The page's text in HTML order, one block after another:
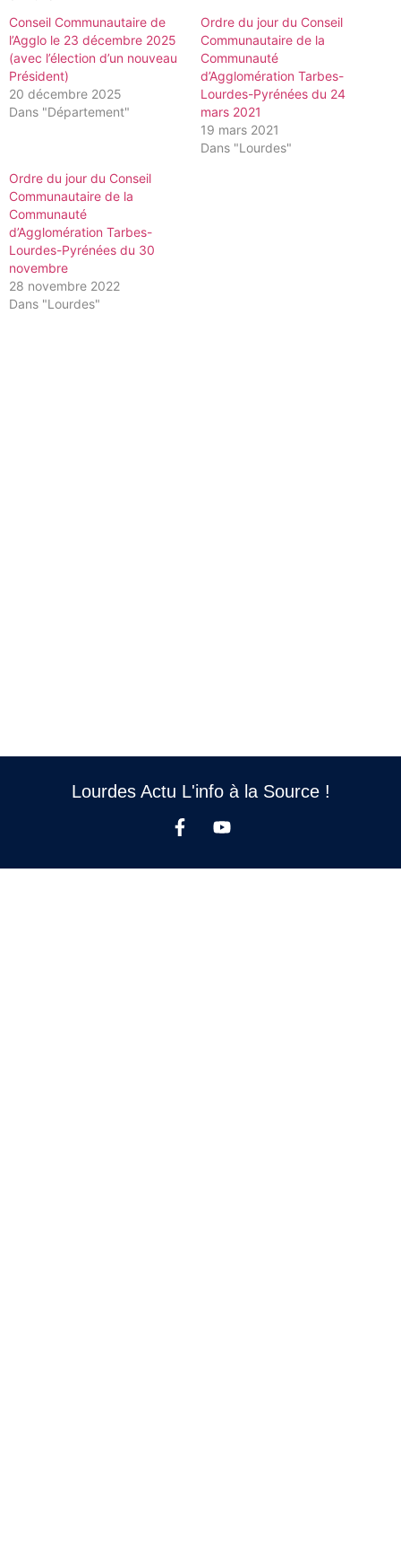
Conseil Communautaire de
l’Agglo le 23 décembre 2025
(avec l’élection d’un nouveau
Président)
20 décembre 2025
Dans "Département"
Ordre du jour du Conseil
Communautaire de la
Communauté
d’Agglomération Tarbes-
Lourdes-Pyrénées du 24
mars 2021
19 mars 2021
Dans "Lourdes"
Ordre du jour du Conseil
Communautaire de la
Communauté
d’Agglomération Tarbes-
Lourdes-Pyrénées du 30
novembre
28 novembre 2022
Dans "Lourdes"
Lourdes Actu L'info à la Source !